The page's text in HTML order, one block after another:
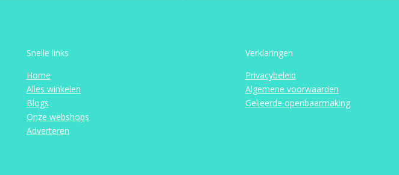
Snelle links
Home
Alles winkelen
Blogs
Onze webshops
Adverteren
Verklaringen
Privacybeleid
Algemene voorwaarden
Gelieerde openbaarmaking